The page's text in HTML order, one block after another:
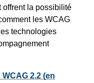
offrent la possibilité
les WCAG
technologies
2.2 (en